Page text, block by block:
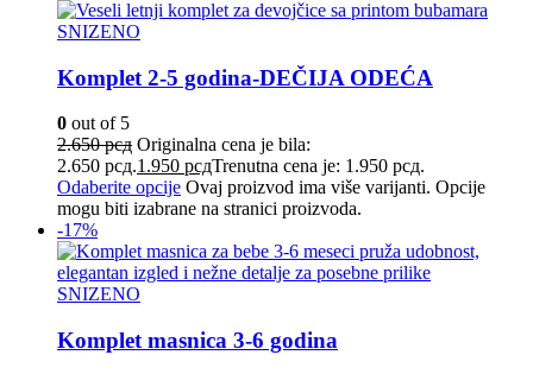
SNIZENO
Komplet 2-5 godina-DEČIJA ODEĆA
0 out of 5
2.650рсд Originalna cena je bila:
2.650 рсд.1.950 рсдTrenutna cena je: 1.950 рсд.
Odaberite opcije Ovaj proizvod ima više varijanti. Opcije
mogu biti izabrane na stranici proizvoda.
-17%
SNIZENO
Komplet masnica 3-6 godina